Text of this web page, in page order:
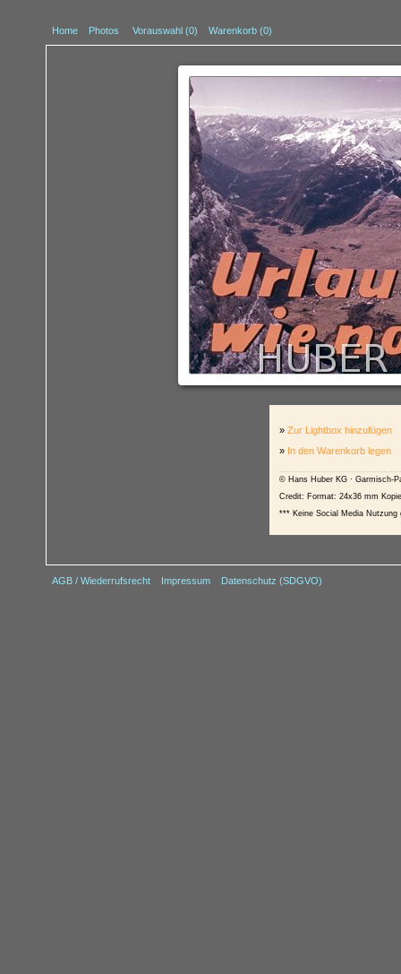
Home Photos Vorauswahl (0) Warenkorb (0)
» Zur Lightbox hinzufügen
» In den Warenkorb legen
© Hans Huber KG · Garmisch-
Credit: Format: 24x36 mm Kopie
*** Keine Social Media
AGB / Wiederrufsrecht Impressum Datenschutz (SDGVO)